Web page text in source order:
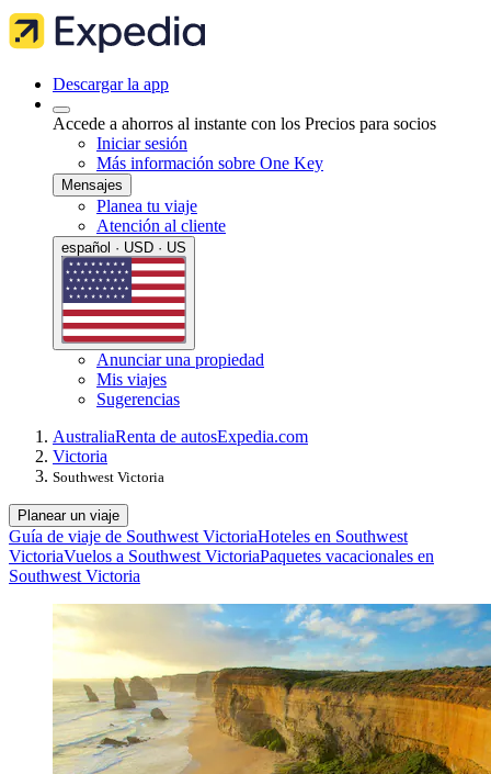
Descargar la app
Accede a ahorros al instante con los Precios para socios
Iniciar sesión
Más información sobre One Key
Mensajes
Planea tu viaje
Atención al cliente
español · USD · US
Anunciar una propiedad
Mis viajes
Sugerencias
AustraliaRenta de autosExpedia.com
Victoria
Southwest Victoria
Planear un viaje
Guía de viaje de Southwest VictoriaHoteles en Southwest
VictoriaVuelos a Southwest VictoriaPaquetes vacacionales en
Southwest Victoria